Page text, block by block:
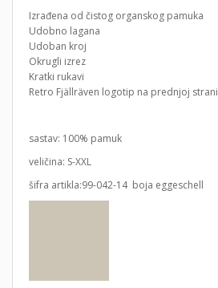
Izrađena od čistog organskog pamuka
Udobno lagana
Udoban kroj
Okrugli izrez
Kratki rukavi
Retro Fjällräven logotip na prednjoj strani
sastav: 100% pamuk
veličina: S-XXL
šifra artikla:99-042-14 boja eggeschell